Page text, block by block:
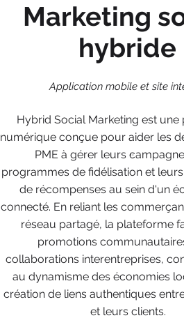
Marketing
hybride
Application mobile et site
..
Hybrid Social Marketing est
numérique conçue pour aider les
PME à gérer leurs
programmes de fidélisation et
de récompenses au sein d'un
connecté. En reliant les
réseau partagé, la plateforme
promotions
collaborations interentreprises,
au dynamisme des économies
création de liens authentiques
et leurs clients.